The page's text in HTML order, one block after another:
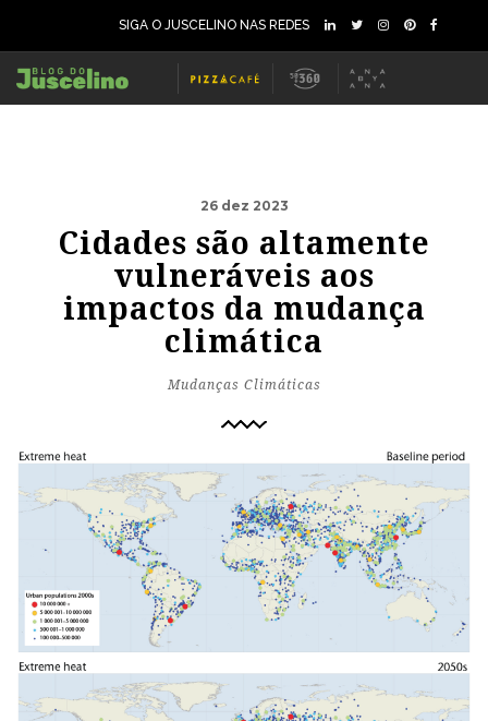
SIGA O JUSCELINO NAS REDES
26 dez 2023
Cidades são altamente
vulneráveis aos
impactos da mudança
climática
Mudanças Climáticas